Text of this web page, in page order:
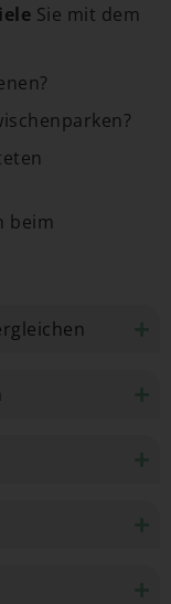
Sie mit dem
beim